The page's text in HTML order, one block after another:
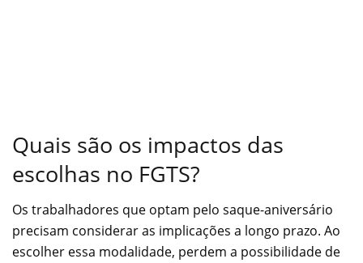
Quais são os impactos das
escolhas no FGTS?
Os trabalhadores que optam pelo saque-aniversário
precisam considerar as implicações a longo prazo. Ao
escolher essa modalidade, perdem a possibilidade de